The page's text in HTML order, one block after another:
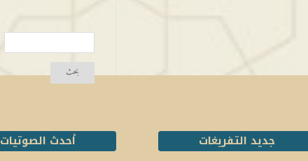
جديد التفريغات أحدث الصوتيات